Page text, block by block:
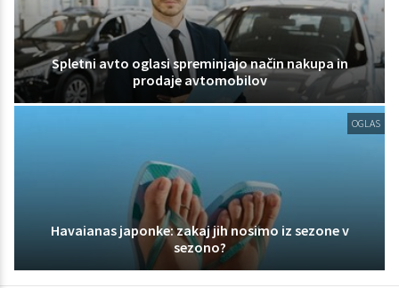
Spletni avto oglasi spreminjajo način nakupa in
prodaje avtomobilov
OGLAS
Havaianas japonke: zakaj jih nosimo iz sezone v
sezono?